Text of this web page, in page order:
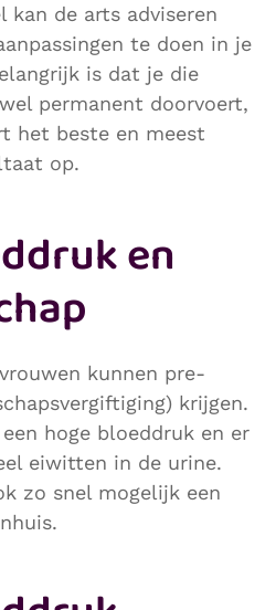
kan de arts adviseren
te doen in je
is dat je die
permanent doorvoert,
het beste en meest
op.
en
kunnen pre-
krijgen.
hoge bloeddruk en er
eiwitten in de urine.
zo snel mogelijk een